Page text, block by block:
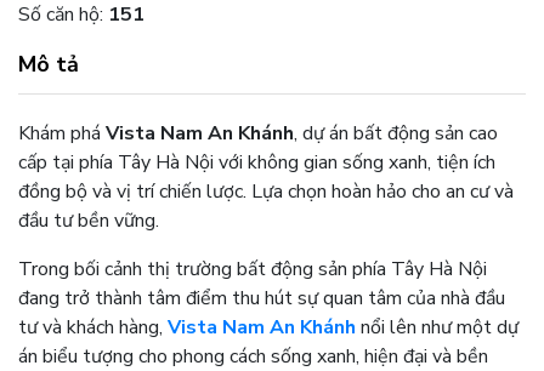
Số căn hộ: 151
Mô tả
Khám phá Vista Nam An Khánh, dự án bất động sản cao
cấp tại phía Tây Hà Nội với không gian sống xanh, tiện ích
đồng bộ và vị trí chiến lược. Lựa chọn hoàn hảo cho an cư và
đầu tư bền vững.
Trong bối cảnh thị trường bất động sản phía Tây Hà Nội
đang trở thành tâm điểm thu hút sự quan tâm của nhà đầu
tư và khách hàng, Vista Nam An Khánh nổi lên như một dự
án biểu tượng cho phong cách sống xanh, hiện đại và bền